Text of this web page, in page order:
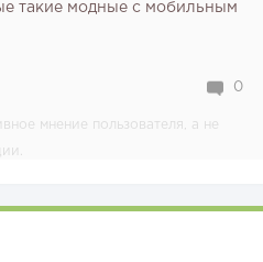
такие модные с мобильным
0
мнение пользователя, а не